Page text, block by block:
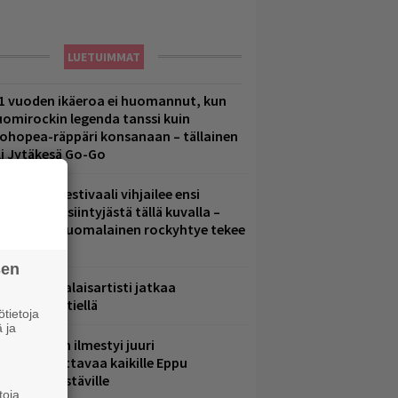
LUETUIMMAT
vuoden ikäeroa ei huomannut, kun
legenda tanssi kuin
räppäri konsanaan – tällainen
Jytäkesä Go-Go
Helsinkiläisfestivaali vihjailee ensi
pääesiintyjästä tällä kuvalla –
suomalainen rockyhtye tekee
Tämä suomalaisartisti jatkaa
tiellä
Yle Areenaan ilmestyi juuri
kaikille Eppu
ystäville
ja